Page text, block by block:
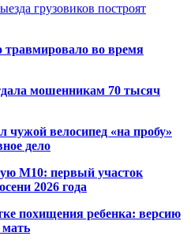
грузовиков построят
травмировало во время
мошенникам 70 тысяч
чужой велосипед «на пробу»
дело
М10: первый участок
2026 года
похищения ребенка: версию
мать